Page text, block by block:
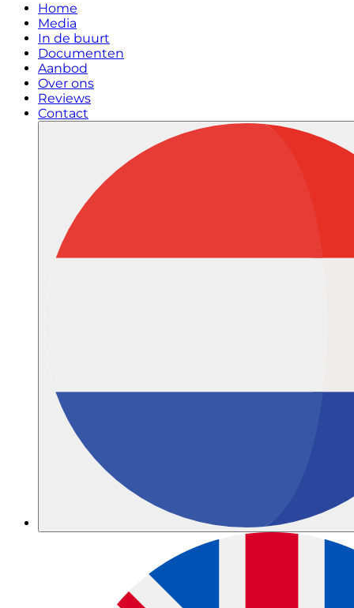
Home
Media
In de buurt
Documenten
Aanbod
Over ons
Reviews
Contact